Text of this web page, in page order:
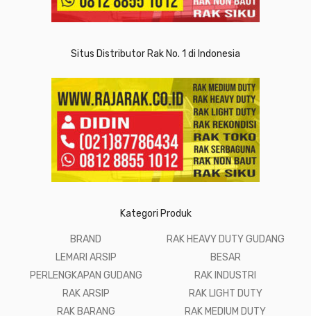
Situs Distributor Rak No. 1 di Indonesia
Kategori Produk
BRAND
LEMARI ARSIP
PERLENGKAPAN GUDANG
RAK ARSIP
RAK BARANG
RAK HEAVY DUTY GUDANG
BESAR
RAK INDUSTRI
RAK LIGHT DUTY
RAK MEDIUM DUTY